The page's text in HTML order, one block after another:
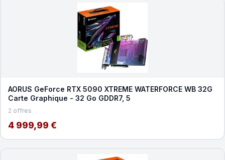
AORUS GeForce RTX 5090 XTREME WATERFORCE WB 32G
Carte Graphique - 32 Go GDDR7, 5
2 offres
4 999,99 €